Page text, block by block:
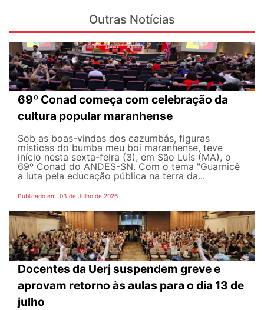
Outras Notícias
69º Conad começa com celebração da
cultura popular maranhense
Sob as boas-vindas dos cazumbás, figuras
místicas do bumba meu boi maranhense, teve
início nesta sexta-feira (3), em São Luís (MA), o
69º Conad do ANDES-SN. Com o tema "Guarnicê
a luta pela educação pública na terra da...
Publicado em: 03 de Julho de 2026
Docentes da Uerj suspendem greve e
aprovam retorno às aulas para o dia 13 de
julho